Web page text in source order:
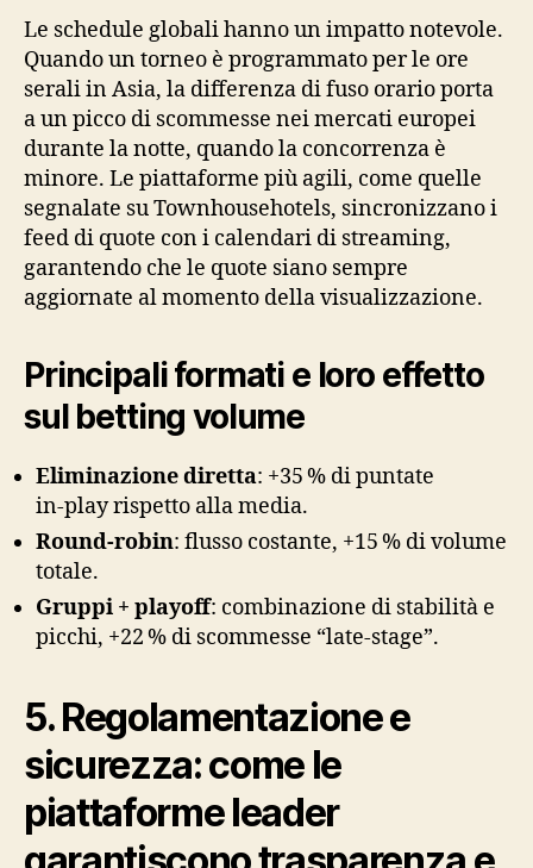
Le schedule globali hanno un impatto notevole.
Quando un torneo è programmato per le ore
serali in Asia, la differenza di fuso orario porta
a un picco di scommesse nei mercati europei
durante la notte, quando la concorrenza è
minore. Le piattaforme più agili, come quelle
segnalate su Townhousehotels, sincronizzano i
feed di quote con i calendari di streaming,
garantendo che le quote siano sempre
aggiornate al momento della visualizzazione.
Principali formati e loro effetto
sul betting volume
Eliminazione diretta: +35 % di puntate
in‑play rispetto alla media.
Round‑robin: flusso costante, +15 % di volume
totale.
Gruppi + playoff: combinazione di stabilità e
picchi, +22 % di scommesse “late‑stage”.
5. Regolamentazione e
sicurezza: come le
piattaforme leader